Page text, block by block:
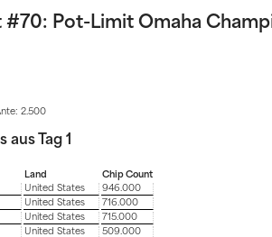
#70: Pot-Limit Omaha
2.500
aus Tag 1
Land
Chip Count
United States
946.000
United States
716.000
United States
715.000
United States
509.000